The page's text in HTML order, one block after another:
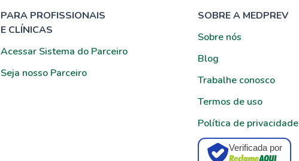
PARA PROFISSIONAIS
E CLÍNICAS
Acessar Sistema do Parceiro
Seja nosso Parceiro
SOBRE A MEDPREV
Sobre nós
Blog
Trabalhe conosco
Termos de uso
Política de privacidade
Verificada por